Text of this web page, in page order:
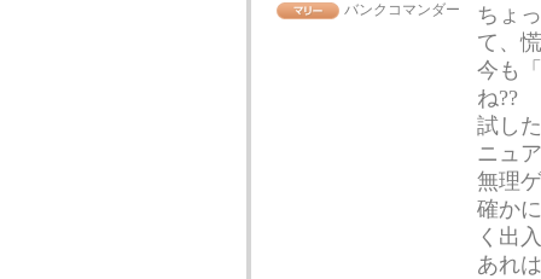
バンクコマンダー
ちょ
て、
今も
ね??
試し
ニュ
無理
確か
く出
あれ